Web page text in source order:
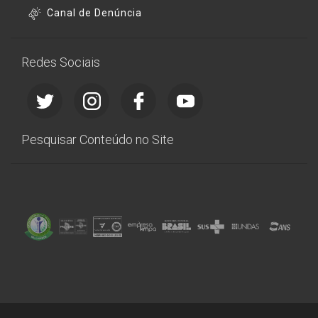
Canal de Denúncia
Redes Sociais
Pesquisar Conteúdo no Site